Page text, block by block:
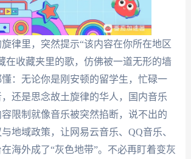
律里，突然提示“该内容在你所在地区
在收藏夹里的歌，仿佛被一道无形的墙
：无论你是刚安顿的留学生，忙碌一
还是思念故土旋律的华人，国内音乐
限制就像音乐被突然掐断，说不出的
地域政策，让网易云音乐、QQ音乐、
海外成了“灰色地带”。不必再盯着变灰